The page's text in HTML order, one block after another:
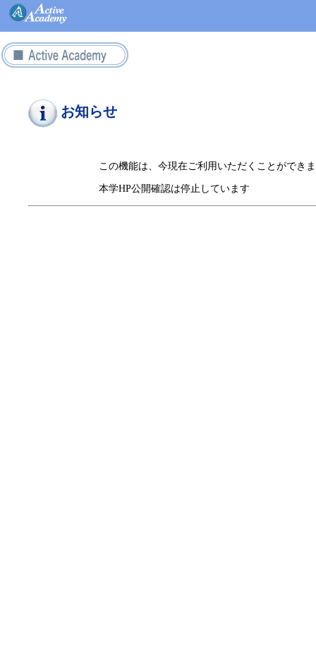
お知らせ
この機能は、今現在ご利用いただくことができ
本学HP公開確認は停止しています